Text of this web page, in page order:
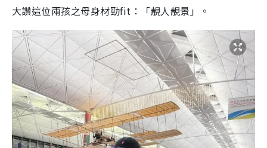
大讚這位兩孩之母身材勁fit：「靚人靚景」。